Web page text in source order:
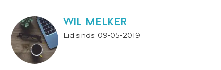
wil melker
Lid sinds: 09-05-2019